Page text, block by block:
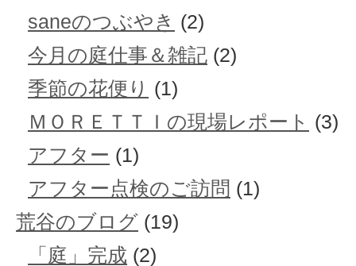
saneのつぶやき (2)
今月の庭仕事＆雑記 (2)
季節の花便り (1)
ＭＯＲＥＴＴＩの現場レポート (3)
アフター (1)
アフター点検のご訪問 (1)
荒谷のブログ (19)
「庭」完成 (2)